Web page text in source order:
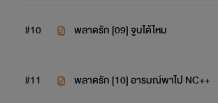
#10 พลาดรัก [09] จูบได้ไหม
#11 พลาดรัก [10] อารมณ์พาไป NC++